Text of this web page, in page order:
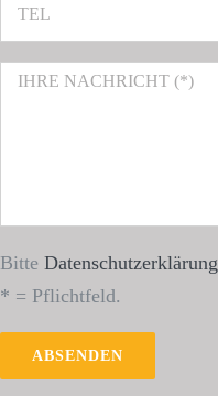
Bitte Datenschutzerklärung
* = Pflichtfeld.